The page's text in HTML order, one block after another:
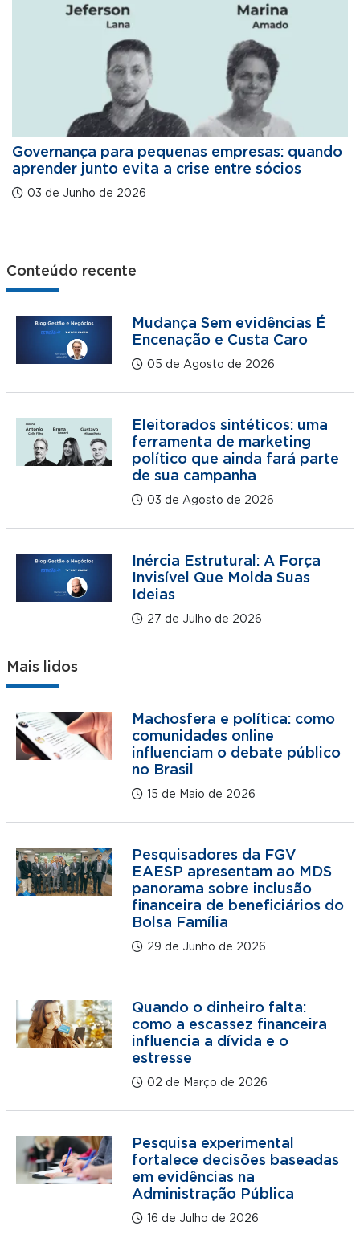
Governança para pequenas empresas: quando
aprender junto evita a crise entre sócios
03 de Junho de 2026
Conteúdo recente
Mudança Sem evidências É
Encenação e Custa Caro
05 de Agosto de 2026
Eleitorados sintéticos: uma
ferramenta de marketing
político que ainda fará parte
de sua campanha
03 de Agosto de 2026
Inércia Estrutural: A Força
Invisível Que Molda Suas
Ideias
27 de Julho de 2026
Mais lidos
Machosfera e política: como
comunidades online
influenciam o debate público
no Brasil
15 de Maio de 2026
Pesquisadores da FGV
EAESP apresentam ao MDS
panorama sobre inclusão
financeira de beneficiários do
Bolsa Família
29 de Junho de 2026
Quando o dinheiro falta:
como a escassez financeira
influencia a dívida e o
estresse
02 de Março de 2026
Pesquisa experimental
fortalece decisões baseadas
em evidências na
Administração Pública
16 de Julho de 2026